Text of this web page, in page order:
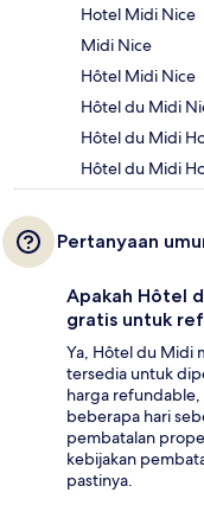
Hotel Midi Nice
Midi Nice
Hôtel Midi Nice
Hôtel du Midi
Hôtel du Midi
Hôtel du Midi
Pertanyaan
Apakah Hôtel
gratis untuk
Ya, Hôtel du Midi
tersedia untuk
harga
beberapa hari
pembatalan
kebijakan
pastinya.